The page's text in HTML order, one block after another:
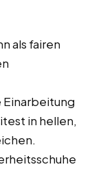
als fairen
Einarbeitung
in hellen,